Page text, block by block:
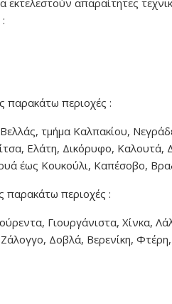
απαραίτητες
παρακάτω περιοχές :
τμήμα Καλπακίου,
Ελάτη, Δικόρυφο, Καλουτά,
έως Κουκούλι, Καπέσοβο,
παρακάτω περιοχές :
Γιουργάνιστα, Χίνκα,
Δοβλά, Βερενίκη,